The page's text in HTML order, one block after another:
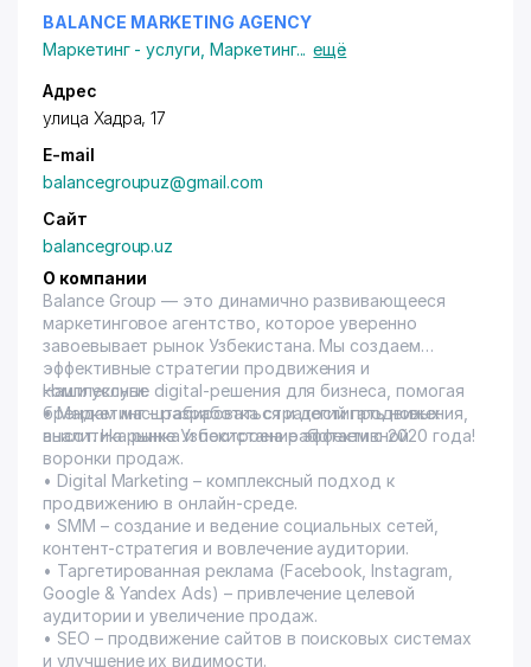
BALANCE MARKETING AGENCY
Маркетинг - услуги ,Маркетинг... ещё
Адрес
улица Хадра, 17
E-mail
balancegroupuz@gmail.com
Сайт
balancegroup.uz
О компании
Balance Group — это динамично развивающееся
маркетинговое агентство, которое уверенно
завоевывает рынок Узбекистана. Мы создаем
эффективные стратегии продвижения и
комплексные digital-решения для бизнеса, помогая
брендам масштабироваться и достигать новых
высот. На рынке Узбекистана работаем с 2020 года!
Наши услуги:
• Маркетинг – разработка стратегий продвижения,
аналитика рынка и построение эффективной
воронки продаж.
• Digital Marketing – комплексный подход к
продвижению в онлайн-среде.
• SMM – создание и ведение социальных сетей,
контент-стратегия и вовлечение аудитории.
• Таргетированная реклама (Facebook, Instagram,
Google & Yandex Ads) – привлечение целевой
аудитории и увеличение продаж.
• SEO – продвижение сайтов в поисковых системах
и улучшение их видимости.